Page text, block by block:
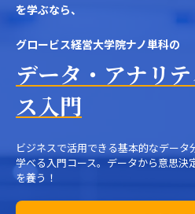
を学ぶなら、
グロービス経営大学院ナノ単科の
データ・アナリ
ス入門
ビジネスで活用できる基本的なデータ
学べる入門コース。データから意思決
を養う！